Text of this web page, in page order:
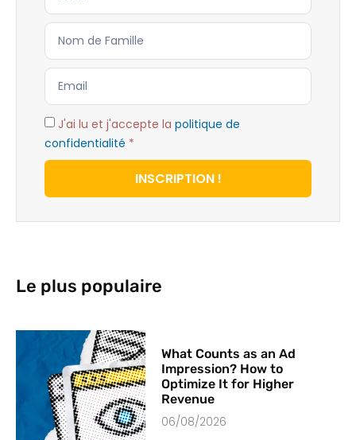
J'ai lu et j'accepte la politique de
confidentialité *
INSCRIPTION !
Le plus populaire
What Counts as an Ad
Impression? How to
Optimize It for Higher
Revenue
06/08/2026